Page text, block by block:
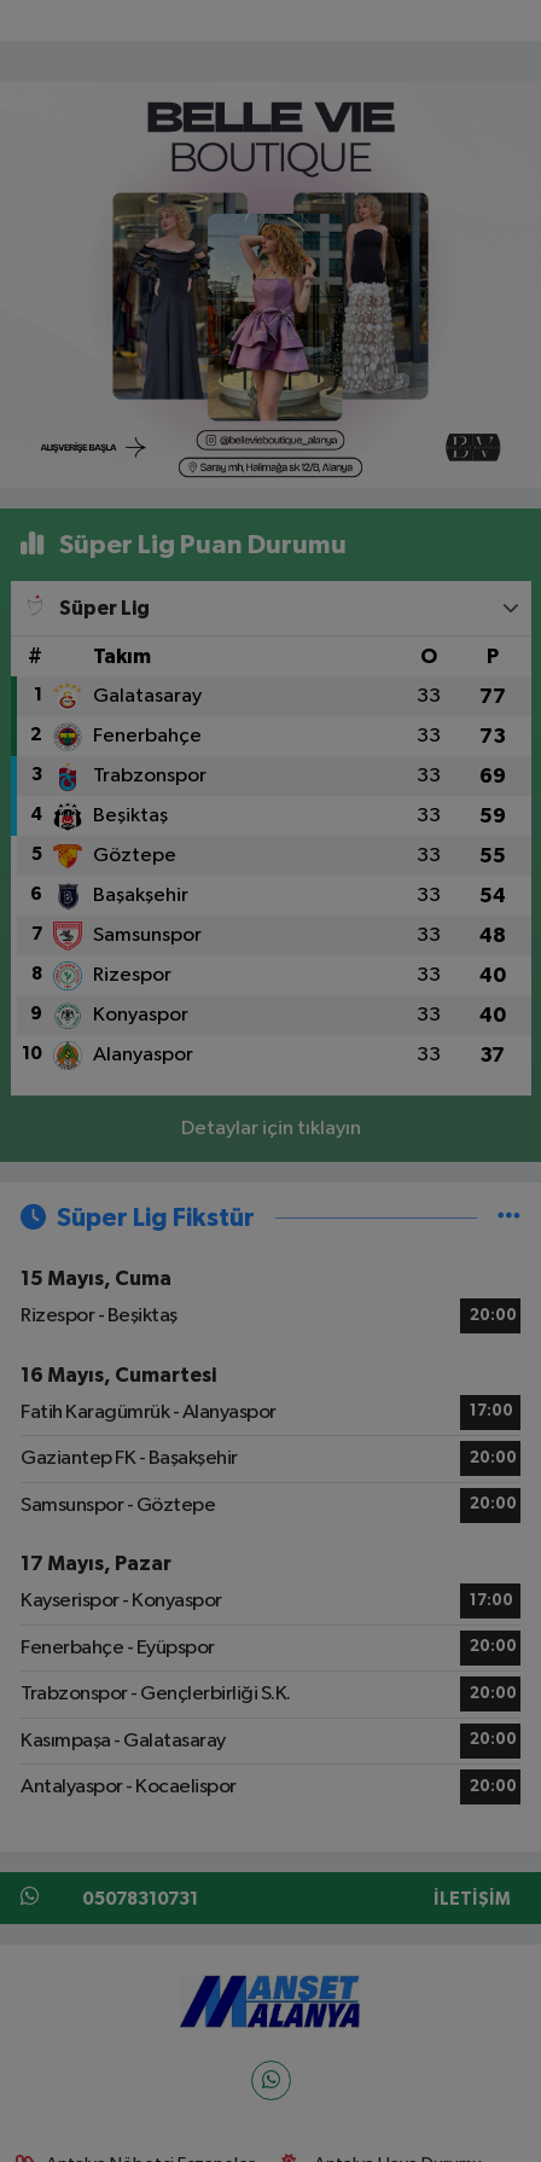
Süper Lig Puan Durumu
Süper Lig
# Takım O P
1 Galatasaray 33 77
2 Fenerbahçe 33 73
3 Trabzonspor 33 69
4 Beşiktaş 33 59
5 Göztepe 33 55
6 Başakşehir 33 54
7 Samsunspor 33 48
8 Rizespor 33 40
9 Konyaspor 33 40
10 Alanyaspor 33 37
Detaylar için tıklayın
Süper Lig Fikstür
15 Mayıs, Cuma
Rizespor - Beşiktaş
20:00
16 Mayıs, Cumartesi
Fatih Karagümrük - Alanyaspor
17:00
Gaziantep FK - Başakşehir 20:00
Samsunspor - Göztepe 20:00
17 Mayıs, Pazar
Kayserispor - Konyaspor
17:00
Fenerbahçe - Eyüpspor 20:00
Trabzonspor - Gençlerbirliği S.K. 20:00
Kasımpaşa - Galatasaray 20:00
Antalyaspor - Kocaelispor 20:00
05078310731 İLETIŞIM